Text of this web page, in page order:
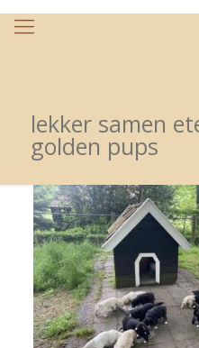
lekker samen
golden pups